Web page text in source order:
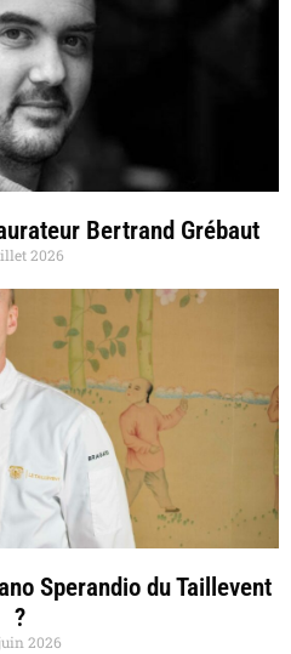
Bertrand Grébaut
2026
Sperandio du Taillevent
?
2026